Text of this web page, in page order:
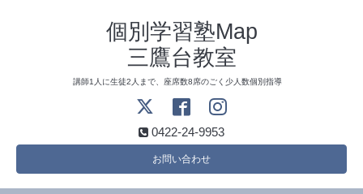
個別学習塾Map
三鷹台教室
講師1人に生徒2人まで、座席数8席のごく少人数個別指導
0422-24-9953
お問い合わせ